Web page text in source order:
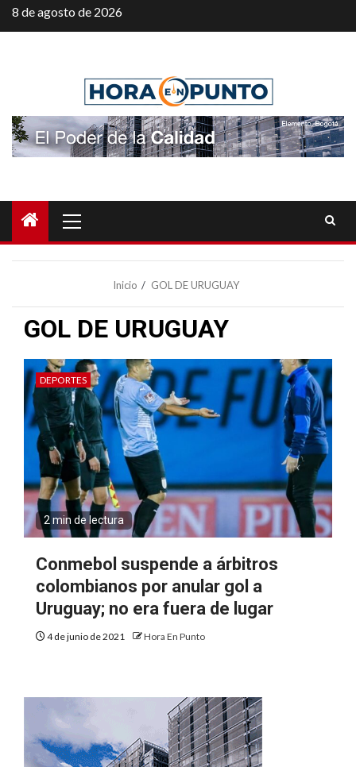
Saltar
al
8 de agosto de 2026
principal
Inicio GOL DE URUGUAY
GOL DE URUGUAY
DEPORTES
2 min de lectura
Conmebol suspende a árbitros
colombianos por anular gol a
Uruguay; no era fuera de lugar
4 de junio de 2021 Hora En Punto